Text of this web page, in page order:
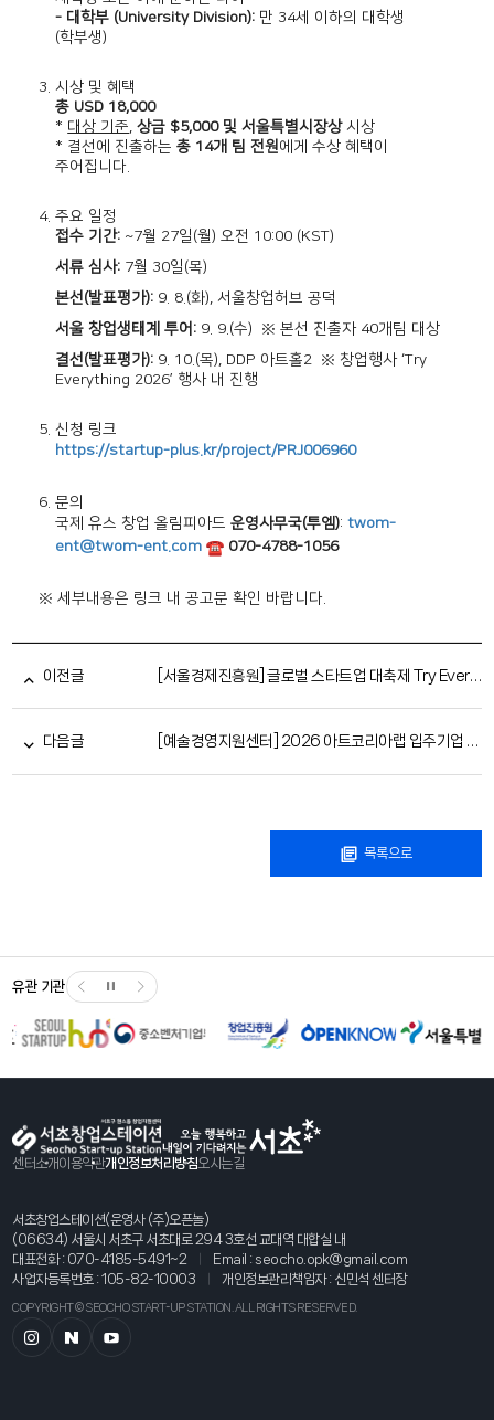
- 대학부 (University Division): 만 34세 이하의 대학생
(학부생)
3. 시상 및 혜택
총 USD 18,000
* 대상 기준,상금 $5,000 및 서울특별시장상 시상
* 결선에 진출하는 총 14개 팀 전원에게 수상 혜택이
주어집니다.
4. 주요 일정
접수 기간: ~7월 27일(월) 오전 10:00 (KST)
서류 심사: 7월 30일(목)
본선(발표평가): 9. 8.(화), 서울창업허브 공덕
서울 창업생태계 투어: 9. 9.(수) ※ 본선 진출자 40개팀 대상
결선(발표평가): 9. 10.(목), DDP 아트홀2 ※ 창업행사 ‘Try
Everything 2026’ 행사 내 진행
5. 신청 링크
https://startup-plus.kr/project/PRJ006960
6. 문의
국제 유스 창업 올림피아드 운영사무국(투엠): twom-
ent@twom-ent.com 070-4788-1056
※ 세부내용은 링크 내 공고문 확인 바랍니다.
이전글 [서울경제진흥원] 글로벌 스타트업 대축제 Try Everything
다음글 [예술경영지원센터] 2026 아트코리아랩 입주기업 모집 공모(~7/30 17:00)
목록으로
유관 기관
센터소개이용약관개인정보처리방침오시는길
서초창업스테이션(운영사 (주)오픈놀)
(06634) 서울시 서초구 서초대로 294 3호선 교대역 대합실 내
대표전화 : 070-4185-5491~2 Email :seocho.opk@gmail.com
사업자등록번호 : 105-82-10003
개인정보관리책임자 : 신민석 센터장
COPYRIGHT © SEOCHO START-UP STATION. ALL RIGHTS RESERVED.